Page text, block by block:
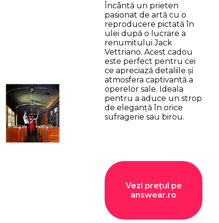
Încântă un prieten
pasionat de artă cu o
reproducere pictată în
ulei după o lucrare a
renumitului Jack
Vettriano. Acest cadou
este perfect pentru cei
ce apreciază detaliile și
atmosfera captivantă a
operelor sale. Ideala
pentru a aduce un strop
de eleganță în orice
sufragerie sau birou.
Vezi prețul pe
answear.ro